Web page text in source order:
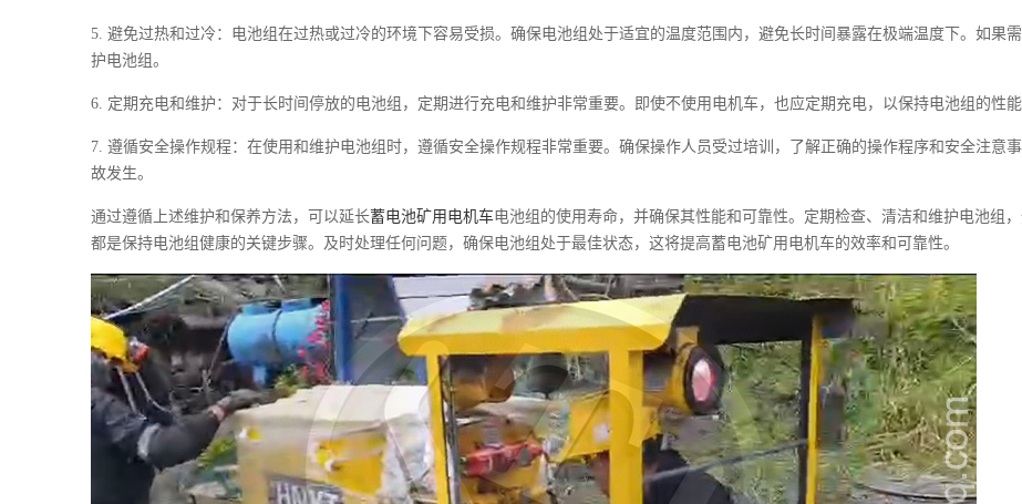
5. 避免过热和过冷：电池组在过热或过冷的环境下容易受损。确保电池组处于适宜的温度范围内，避免长时间暴露在极端温度下。如果
护电池组。
6. 定期充电和维护：对于长时间停放的电池组，定期进行充电和维护非常重要。即使不使用电机车，也应定期充电，以保持电池组的性能
7. 遵循安全操作规程：在使用和维护电池组时，遵循安全操作规程非常重要。确保操作人员受过培训，了解正确的操作程序和安全注意
故发生。
通过遵循上述维护和保养方法，可以延长蓄电池矿用电机车电池组的使用寿命，并确保其性能和可靠性。定期检查、清洁和维护电池组
都是保持电池组健康的关键步骤。及时处理任何问题，确保电池组处于最佳状态，这将提高蓄电池矿用电机车的效率和可靠性。